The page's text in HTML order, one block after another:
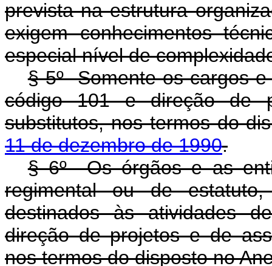
prevista na estrutura
exigem conhecimentos
especial nível de
§ 5º Somente os cargos
código 101 e direção de
substitutos, nos termos do
11 de dezembro de 1990.
§ 6º Os órgãos e as
regimental ou de
destinados às atividades
direção de projetos e de
nos termos do disposto no